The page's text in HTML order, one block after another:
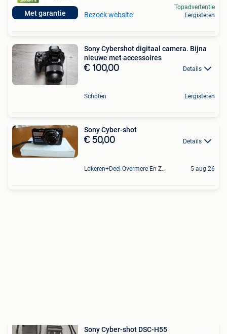
Met garantie Bezoek website
Topadvertentie
Eergisteren
Sony Cybershot digitaal camera. Bijna
nieuwe met accessoires
€ 100,00 Details
Schoten Eergisteren
Sony Cyber-shot
€ 50,00 Details
Lokeren+Deel Overmere En Zele 5 aug 26
Sony Cyber-shot DSC-H55